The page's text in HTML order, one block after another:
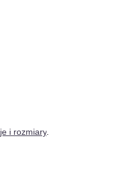
i rozmiary